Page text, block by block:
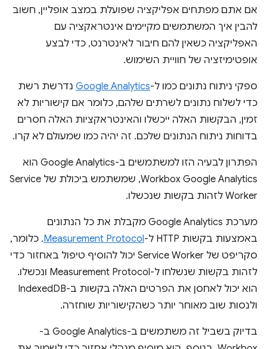
אם אתם מפתחים אפליקציה שפועלת במצב אופליין, חשוב
להבין איך המשתמשים מקיימים אינטראקציה עם
האפליקציה כשאין להם חיבור לאינטרנט, כדי לבצע
אופטימיזציה של חוויית השימוש.
ספקי ניתוח נתונים כמו ל-Google Analytics נדרשת רשת
כדי לשלוח נתונים לשרתים שלהם, כלומר אם קישוריות לא
זמין, הבקשות האלה ייכשלו והאינטראקציות האלה חסרים
בדוחות ניתוח הנתונים שלכם. זה יהיה כמו שמעולם לא קרו.
הפתרון לבעיה הזו למשתמשים ב-Google Analytics הוא
Workbox Google Analytics, שמשתמש ביכולת של Service
Worker לזהות בקשות שנכשלו.
מערכת Google Analytics מקבלת את כל הנתונים
באמצעות בקשות HTTP ל-
Measurement Protocol. כלומר,
סקריפט של Service Worker יכול להוסיף טיפול באחזור כדי
לזהות בקשות שנשלחו ל-Measurement Protocol ונכשלו.
הוא יכול לאחסן את הפרטים האלה בקשות ב-IndexedDB
ולנסות שוב מאוחר יותר כשהקישוריות שוחזרה.
בדיוק בשביל זה משתמשים ב-Google Analytics ב-